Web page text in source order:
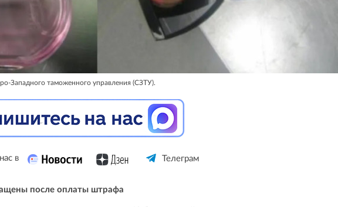
Западного таможенного управления (СЗТУ).
в Телеграм
после оплаты штрафа